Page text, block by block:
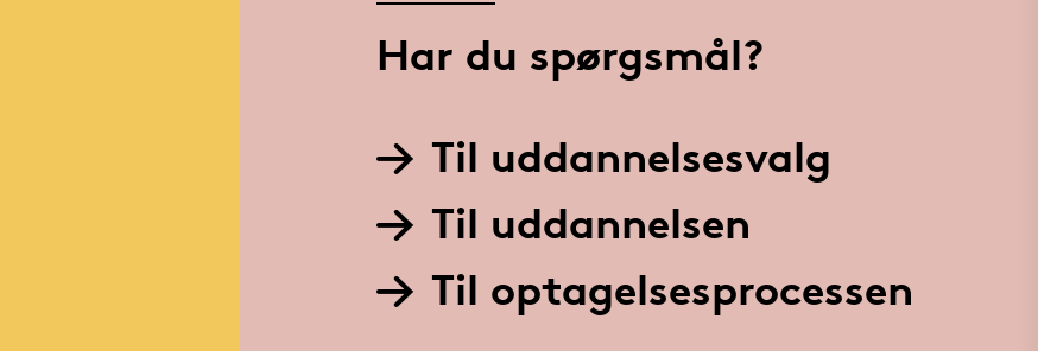
Har du spørgsmål?
Til uddannelsesvalg
Til uddannelsen
Til optagelsesprocessen